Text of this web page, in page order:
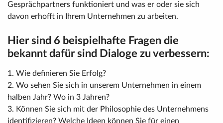
Gesprächpartners funktioniert und was er oder sie sich
davon erhofft in Ihrem Unternehmen zu arbeiten.
Hier sind 6 beispielhafte Fragen die
bekannt dafür sind Dialoge zu verbessern:
1. Wie definieren Sie Erfolg?
2. Wo sehen Sie sich in unserem Unternehmen in einem
halben Jahr? Wo in 3 Jahren?
3. Können Sie sich mit der Philosophie des Unternehmens
identifizieren? Welche Ideen können Sie für einen